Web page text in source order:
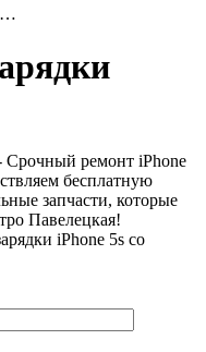
iPhone 5s со